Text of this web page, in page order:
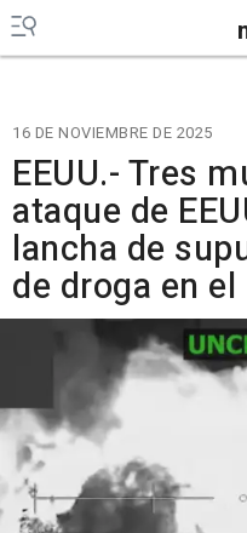
16 DE NOVIEMBRE DE 2025
EEUU.- Tres
ataque de
lancha de
de droga en